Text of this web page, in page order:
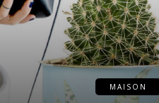
MAISON